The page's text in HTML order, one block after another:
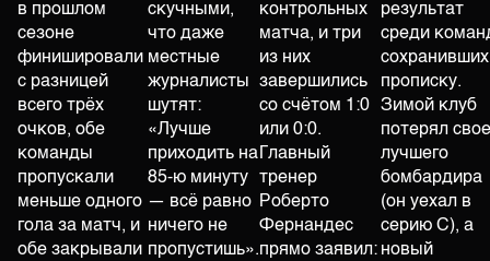
в прошлом
сезоне
финишировали
с разницей
всего трёх
очков, обе
команды
пропускали
меньше одного
гола за матч, и
обе закрывали
скучными,
что даже
местные
журналисты
шутят:
«Лучше
приходить на
85-ю минуту
— всё равно
ничего не
пропустишь».
контрольных
матча, и три
из них
завершились
со счётом 1:0
или 0:0.
Главный
тренер
Роберто
Фернандес
прямо заявил:
результат
среди
сохранивших
прописку.
Зимой клуб
потерял
лучшего
бомбардира
(он уехал в
серию C), а
новый